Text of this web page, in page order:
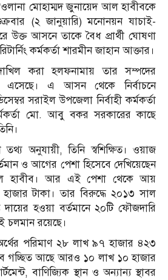
মোহাম্মদ জুনায়েদ আল হাবীবকে
(২ জানুয়ারি) মনোনয়ন যাচাই-
উক্ত আসনে তাকে বৈধ প্রার্থী ঘোষণা
কর্মকর্তা শারমীন জাহান আক্তার।
করা হলফনামায় তার সম্পদের
এসেছে। এ আসন থেকে নির্বাচনে
সরাইল উপজেলা নির্বাহী কর্মকর্তা
মো. আবু বকর সরকারের কাছে
অনুযায়ী, তিনি স্বশিক্ষিত। ওয়াজ
ও আগের পেশা হিসেবে দেখিয়েছেন
হাবীব। আর এই পেশা থেকে আয়
টাকা। তার বিরুদ্ধে ২০১৩ সাল
হওয়া বর্তমানে ২০টি ফৌজদারি
চলমান রয়েছে।
পরিমাণ ২৮ লাখ ৯৭ হাজার ৪২৩
গচ্ছিত আছে আরও ১০ লাখ ১০ হাজার
বাণিজ্যিক স্থান ও অন্যান্য স্থাবর